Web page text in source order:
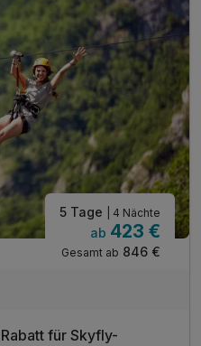
**
5 Tage | 4 Nächte
ab 423 €
Gesamt ab 846 €
für Skyfly-